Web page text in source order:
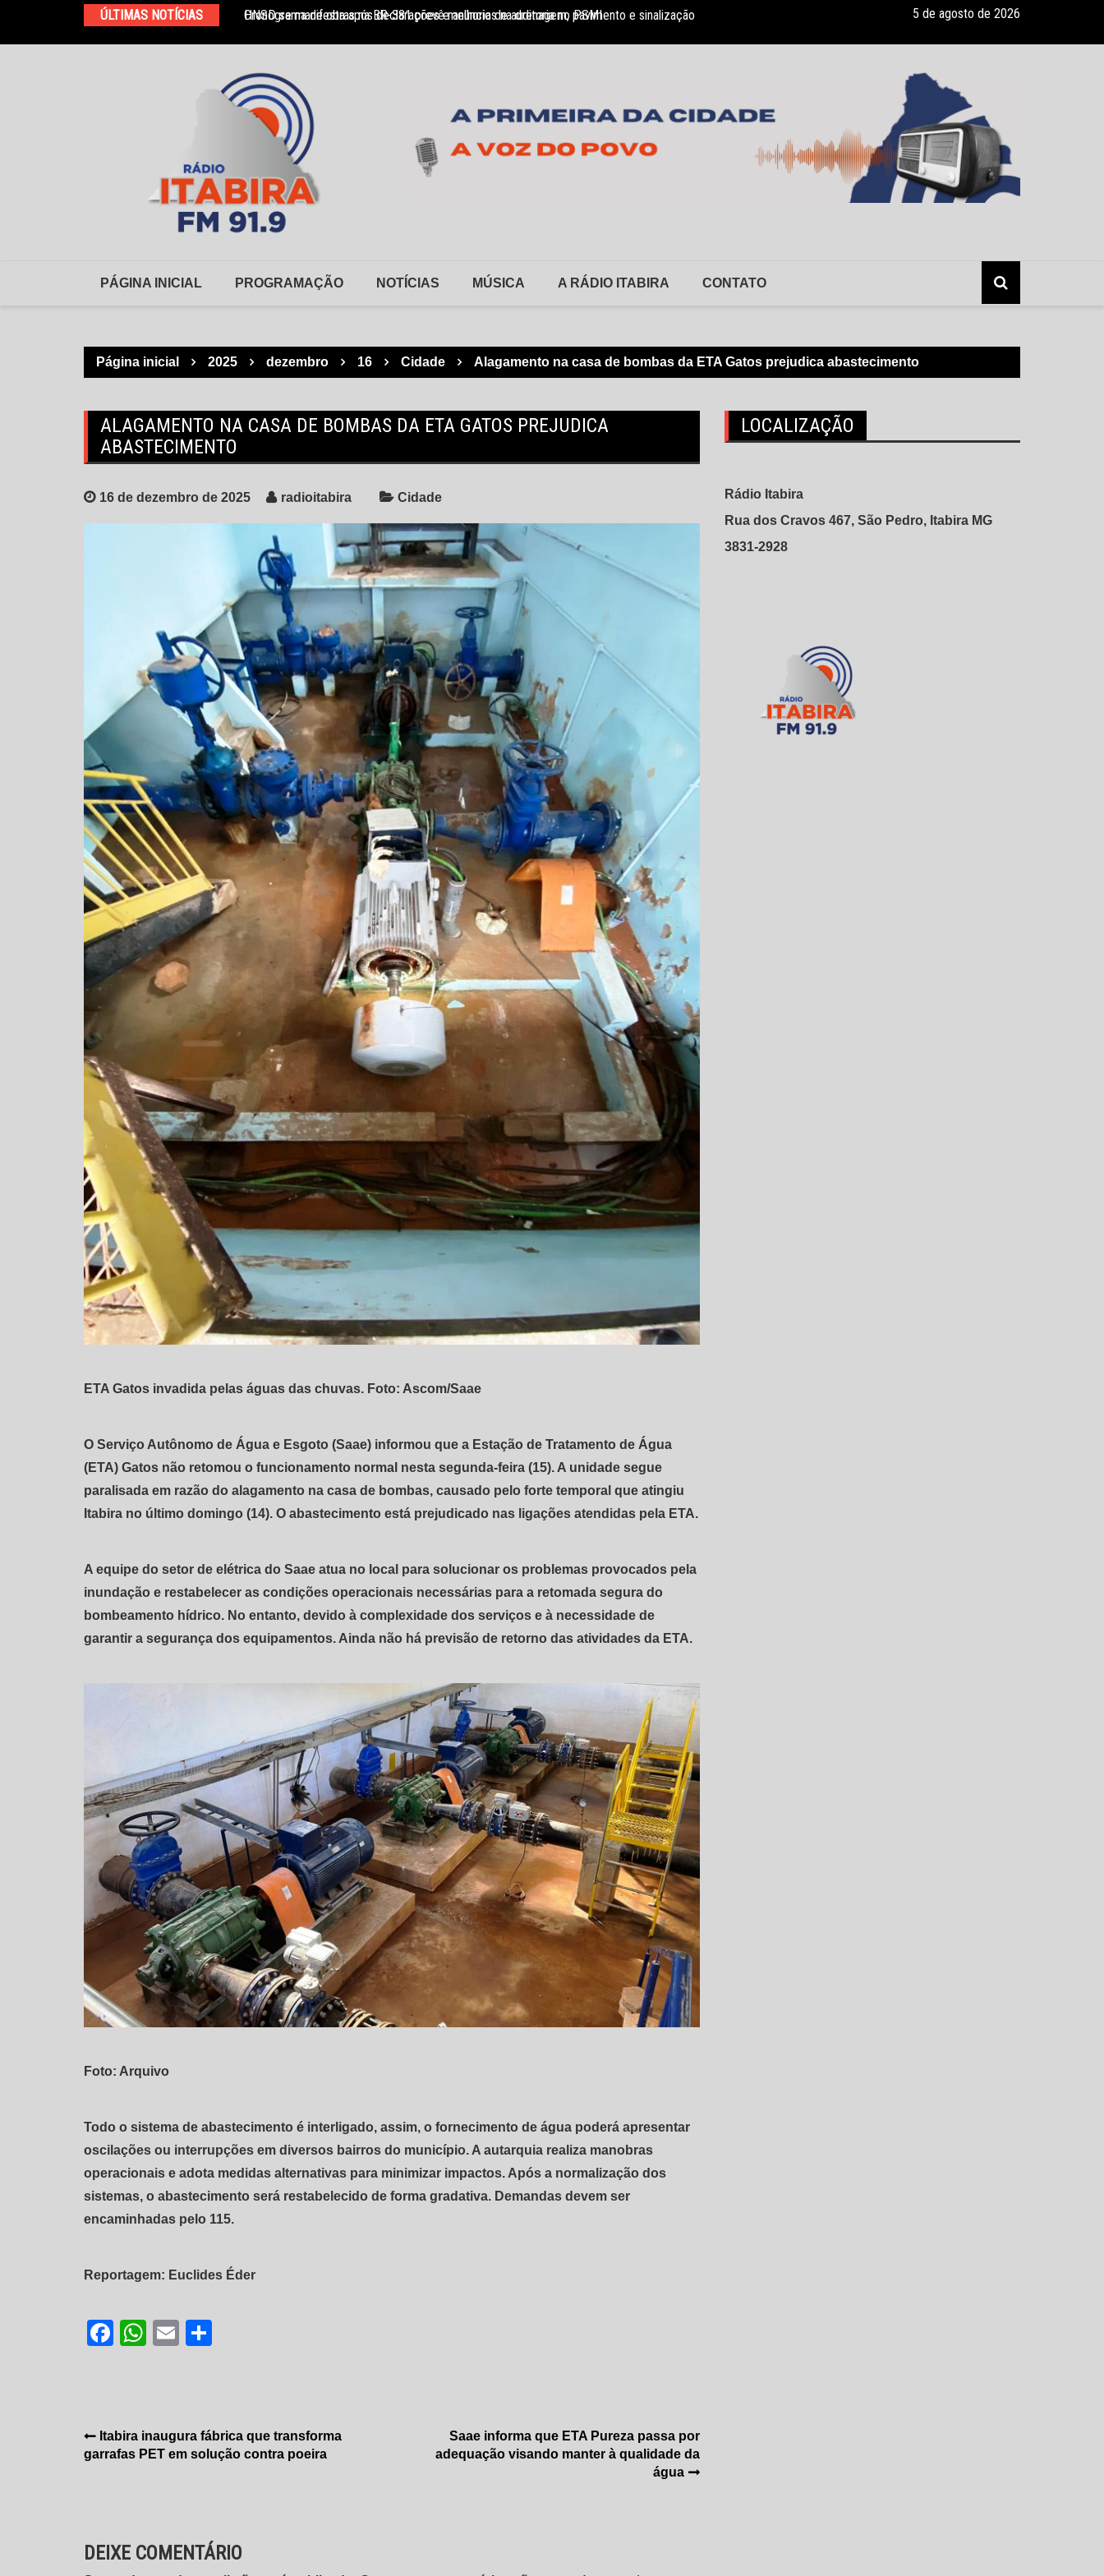
o
ÚLTIMAS NOTÍCIAS Cronograma de obras na BR-381 prevê melhorias na drenagem, pavimento e sinalização
HNSD se manifesta após declarações e anúncio de auditoria no PSMI FSFX alerta: hepatite sem sintomas, e os risco da infecção sem o
5 de agosto de 2026
PÁGINA INICIAL PROGRAMAÇÃO NOTÍCIAS MÚSICA A RÁDIO ITABIRA CONTATO
Página inicial 2025 dezembro 16 Cidade Alagamento na casa de bombas da ETA Gatos prejudica abastecimento
ALAGAMENTO NA CASA DE BOMBAS DA ETA GATOS PREJUDICA
ABASTECIMENTO
16 de dezembro de 2025 radioitabira Cidade
ETA Gatos invadida pelas águas das chuvas. Foto: Ascom/Saae
O Serviço Autônomo de Água e Esgoto (Saae) informou que a Estação de Tratamento de Água
(ETA) Gatos não retomou o funcionamento normal nesta segunda-feira (15). A unidade segue
paralisada em razão do alagamento na casa de bombas, causado pelo forte temporal que atingiu
Itabira no último domingo (14). O abastecimento está prejudicado nas ligações atendidas pela ETA.
A equipe do setor de elétrica do Saae atua no local para solucionar os problemas provocados pela
inundação e restabelecer as condições operacionais necessárias para a retomada segura do
bombeamento hídrico. No entanto, devido à complexidade dos serviços e à necessidade de
garantir a segurança dos equipamentos. Ainda não há previsão de retorno das atividades da ETA.
Foto: Arquivo
Todo o sistema de abastecimento é interligado, assim, o fornecimento de água poderá apresentar
oscilações ou interrupções em diversos bairros do município. A autarquia realiza manobras
operacionais e adota medidas alternativas para minimizar impactos. Após a normalização dos
sistemas, o abastecimento será restabelecido de forma gradativa. Demandas devem ser
encaminhadas pelo 115.
Reportagem: Euclides Éder
Facebook
WhatsApp
Email
Navegação
de
Itabira inaugura fábrica que transforma
garrafas PET em solução contra poeira
Saae informa que ETA Pureza passa por
adequação visando manter à qualidade da
água
DEIXE COMENTÁRIO
LOCALIZAÇÃO
Rádio Itabira
Rua dos Cravos 467, São Pedro, Itabira MG
3831-2928